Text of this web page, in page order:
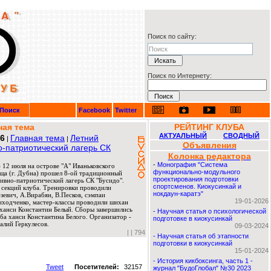
Поиск по сайту:
Поиск по Интернету:
Поиск Facebook Twitter
тема
| Главная тема | Летний
патриотический лагерь СК
июля на острове "А" Иваньковского
(г. Дубна) прошел 8-ой традиционный
патриотический лагерь СК "Бусидо".
клуба. Тренировки проводили
А.Вирабян, В.Песков, сэмпаи
мастер-классы проводили шихан
Константин Белый. Сборы завершились
ханси Константина Белого. Организатор -
Геркулесов.
| | 794
Tweet Посетителей: 32157
РЕЙТИНГ КЛУБА
АКТУАЛЬНЫЙ СВОДНЫЙ
Объявления
Колонка редактора
- Монография "Система
функционально-модульного
проектирования подготовки
спортсменов. Киокусинкай и
нокдаун-каратэ"
19-01-2026
- Научная статья о психологической
подготовке в киокусинкай
09-03-2024
- Научная статья об этапности
подготовки в киокусинкай
15-01-2024
- История кикбоксинга, часть 1 -
журнал "БудоГлобал" №30 2023